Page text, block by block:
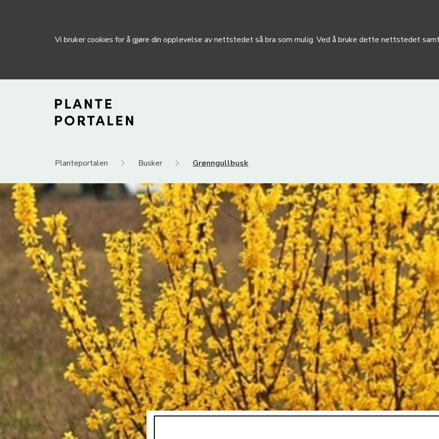
Planteportalen Busker Grønngullbusk
Vi bruker cookies for å gjøre din opplevelse av nettstedet så bra som mulig. Ved å bruke dette nettstedet